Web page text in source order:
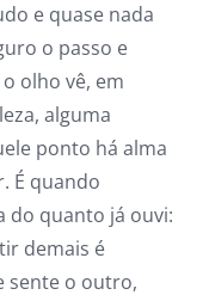
e quase nada
o passo e
olho vê, em
alguma
ponto há alma
É quando
do quanto já ouvi:
demais é
sente o outro,